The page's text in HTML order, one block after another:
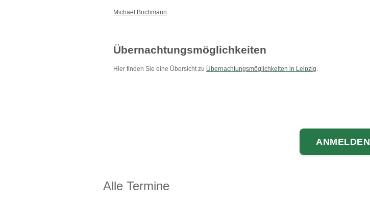
Michael Bochmann
Übernachtungsmöglichkeiten
Hier finden Sie eine Übersicht zu Übernachtungsmöglichkeiten in Leipzig.
ANMELDEN
Alle Termine